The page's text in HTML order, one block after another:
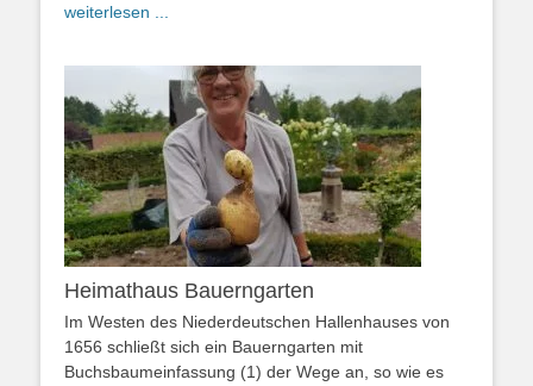
weiterlesen ...
Heimathaus Bauerngarten
Im Westen des Niederdeutschen Hallenhauses von
1656 schließt sich ein Bauerngarten mit
Buchsbaumeinfassung (1) der Wege an, so wie es